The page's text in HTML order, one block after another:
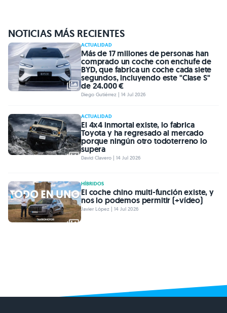
NOTICIAS MÁS RECIENTES
ACTUALIDAD
Más de 17 millones de personas han
comprado un coche con enchufe de
BYD, que fabrica un coche cada siete
segundos, incluyendo este "Clase S"
de 24.000 €
Diego Gutiérrez | 14 Jul 2026
ACTUALIDAD
El 4x4 inmortal existe, lo fabrica
Toyota y ha regresado al mercado
porque ningún otro todoterreno lo
supera
David Clavero | 14 Jul 2026
HÍBRIDOS
El coche chino multi-función existe, y
nos lo podemos permitir (+vídeo)
Javier López | 14 Jul 2026